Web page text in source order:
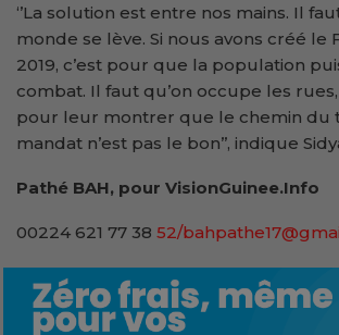
‘’La solution est entre nos mains. Il
monde se lève. Si nous avons créé le
2019, c’est pour que la population
combat. Il faut qu’on occupe les
pour leur montrer que le chemin du
mandat n’est pas le bon’’, indique
Pathé BAH, pour VisionGuinee.Info
00224 621 77 38 52/